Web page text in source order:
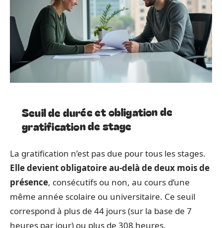
Seuil de durée et obligation de
gratification de stage
La gratification n’est pas due pour tous les stages.
Elle devient obligatoire au-delà de deux mois de
présence, consécutifs ou non, au cours d’une
même année scolaire ou universitaire. Ce seuil
correspond à plus de 44 jours (sur la base de 7
heures par jour) ou plus de 308 heures.